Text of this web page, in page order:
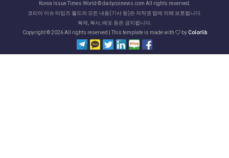
Korea Issue Times World © dailycoinews.com All rights reserved.
코리아 이슈 타임즈 월드의 모든 내용(기사 등)은 저작권 법에 의해 보호됩니다.
복제, 복사, 배포 등은 금지됩니다.
Copyright ©2026 All rights reserved | This template is made with byColorlib